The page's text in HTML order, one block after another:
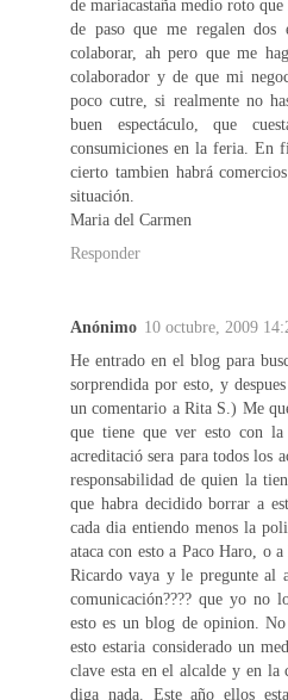
de mariacastaña medio roto
de paso que me regalen dos
colaborar, ah pero que me
colaborador y de que mi
poco cutre, si realmente no
buen espectáculo, que
consumiciones en la feria. En
cierto tambien habrá
situación.
Maria del Carmen
Responder
Anónimo 10 octubre, 2009
He entrado en el blog para
sorprendida por esto, y
un comentario a Rita S.) Me
que tiene que ver esto con
acreditació sera para todos los
responsabilidad de quien la
que habra decidido borrar a
cada dia entiendo menos la
ataca con esto a Paco Haro, o
Ricardo vaya y le pregunte al
comunicación???? que yo no
esto es un blog de opinion.
esto estaria considerado un
clave esta en el alcalde y en
diga nada. Este año ellos